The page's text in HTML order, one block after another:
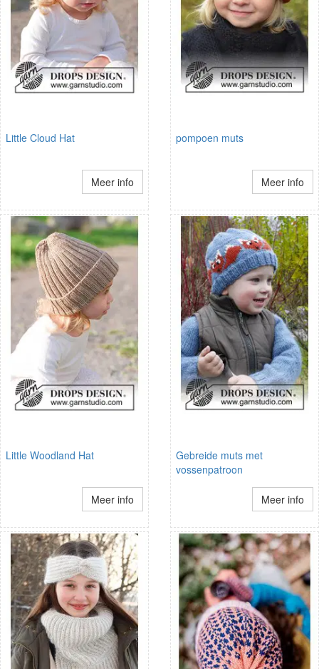
Little Cloud Hat
Meer info
pompoen muts
Meer info
Little Woodland Hat
Meer info
Gebreide muts met
vossenpatroon
Meer info